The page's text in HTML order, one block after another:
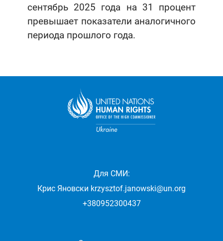
сентябрь 2025 года на 31 процент
превышает показатели аналогичного
периода прошлого года.
Для СМИ:
Крис Яновски krzysztof.janowski@un.org
+380952300437